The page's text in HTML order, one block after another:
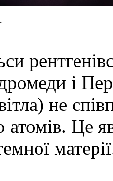
і
не
атомів. Це